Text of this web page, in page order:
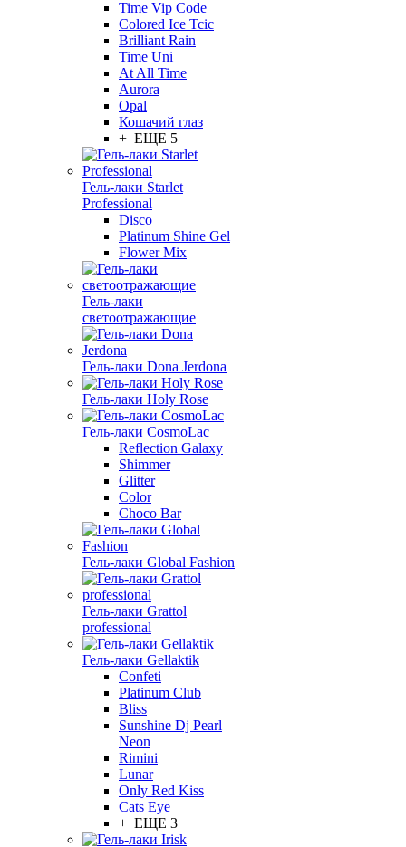
Time Vip Code
Colored Ice Tcic
Brilliant Rain
Time Uni
At All Time
Aurora
Opal
Кошачий глаз
+ ЕЩЕ 5
Гель-лаки Starlet
Professional
Disco
Platinum Shine Gel
Flower Mix
Гель-лаки
светоотражающие
Гель-лаки Dona Jerdona
Гель-лаки Holy Rose
Гель-лаки CosmoLac
Reflection Galaxy
Shimmer
Glitter
Color
Choco Bar
Гель-лаки Global Fashion
Гель-лаки Grattol
professional
Гель-лаки Gellaktik
Confeti
Platinum Club
Bliss
Sunshine Dj Pearl
Neon
Rimini
Lunar
Only Red Kiss
Cats Eye
+ ЕЩЕ 3